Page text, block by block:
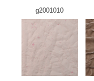
g2001010